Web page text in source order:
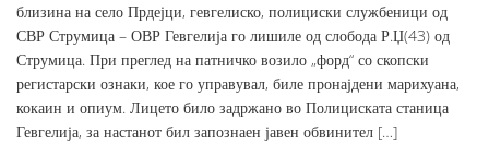
близина на село Прдејци, гевгелиско, полициски службеници од
СВР Струмица – ОВР Гевгелија го лишиле од слобода Р.Џ(43) од
Струмица. При преглед на патничко возило „форд“ со скопски
регистарски ознаки, кое го управувал, биле пронајдени марихуана,
кокаин и опиум. Лицето било задржано во Полициската станица
Гевгелија, за настанот бил запознаен јавен обвинител […]